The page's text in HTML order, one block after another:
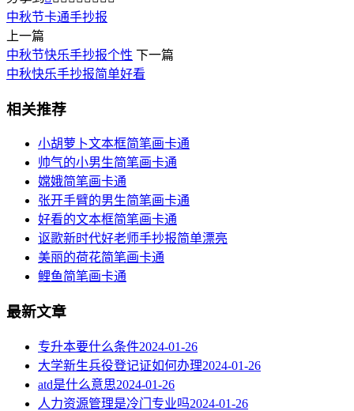
中秋节卡通手抄报
上一篇
中秋节快乐手抄报个性 下一篇
中秋快乐手抄报简单好看
相关推荐
小胡萝卜文本框简笔画卡通
帅气的小男生简笔画卡通
嫦娥简笔画卡通
张开手臂的男生简笔画卡通
好看的文本框简笔画卡通
讴歌新时代好老师手抄报简单漂亮
美丽的荷花简笔画卡通
鲤鱼简笔画卡通
最新文章
专升本要什么条件2024-01-26
大学新生兵役登记证如何办理2024-01-26
atd是什么意思2024-01-26
人力资源管理是冷门专业吗2024-01-26